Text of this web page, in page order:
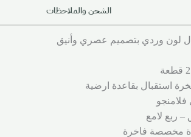
الشحن والملاحظات
لون وردي بتصميم عصري وأنيق
استقبال بقاعدة ارضية
– ربع لامع
مخصصة فاخرة